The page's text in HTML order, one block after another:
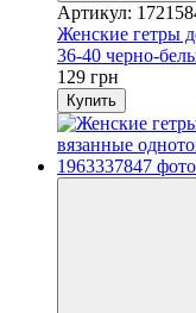
Артикул:
Женские гетры
36-40 черно-
129 грн
Купить